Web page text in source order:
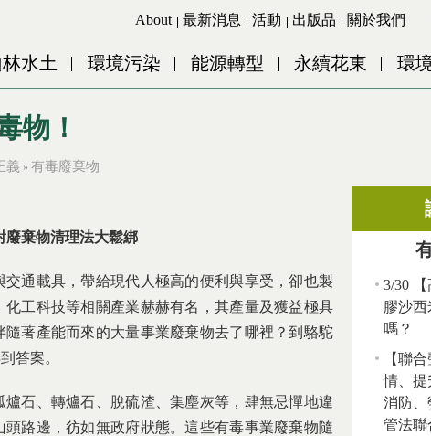
Jump to Navigation
Jump to Main content
About 最新消息 活動 出版品 關於我們
水土 環境污染 能源轉型 永續花東 環
物！
義 » 有毒廢棄物
廢棄物清理法大鬆綁
通載具，帶給現代人極高的便利與享受，卻也製
工科技等相關產業赫赫有名，其產量及獲益極具
隨著產能而來的大量事業廢棄物去了哪裡？到駱駝
答案。
石、轉爐石、脫硫渣、集塵灰等，肆無忌憚地違
路邊，彷如無政府狀態。這些有毒事業廢棄物隨
3/30
膠沙
嗎？
【聯
情、提
消防、
管法聯